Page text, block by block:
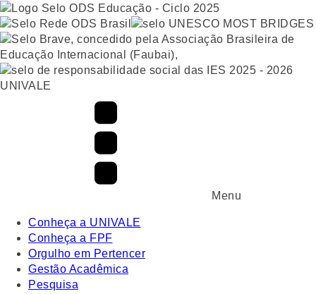
UNIVALE
Menu
Conheça a UNIVALE
Conheça a FPF
Orgulho em Pertencer
Gestão Acadêmica
Pesquisa